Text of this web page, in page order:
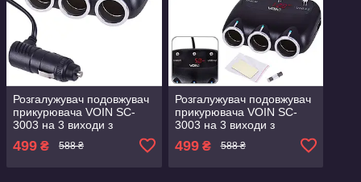
Розгалужувач подовжувач
прикурювача VOIN SC-
3003 на 3 виходи з
кнопками + 2USB 2400 mA
з вольтметром 12-24В
499 ₴ 588 ₴
Розгалужувач подовжувач
прикурювача VOIN SC-
3003 на 3 виходи з
кнопками + 2USB 2400 mA
з вольтметром 12-24В
499₴ 588 ₴